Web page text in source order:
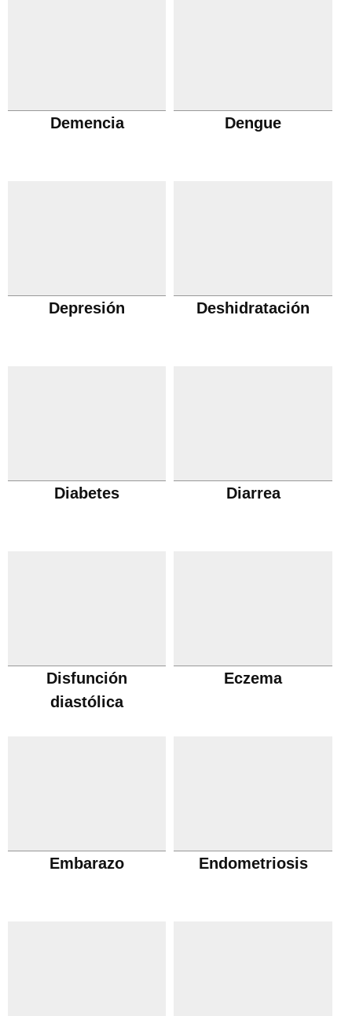
Demencia Dengue
Depresión Deshidratación
Diabetes Diarrea
Disfunción
diastólica
Eczema
Embarazo Endometriosis